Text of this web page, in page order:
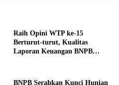
Raih Opini WTP ke-15
Berturut-turut, Kualitas
Laporan Keuangan BNPB
BNPB Serahkan Kunci Hunian